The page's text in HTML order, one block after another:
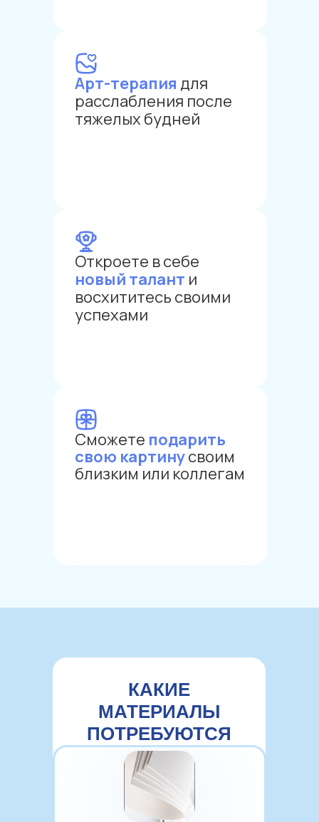
Арт-терапия для
расслабления после
тяжелых будней
Откроете в себе
новый талант и
восхититесь своими
успехами
Сможете подарить
свою картинусвоим
близким или коллегам
КАКИЕ
МАТЕРИАЛЫ
ПОТРЕБУЮТСЯ